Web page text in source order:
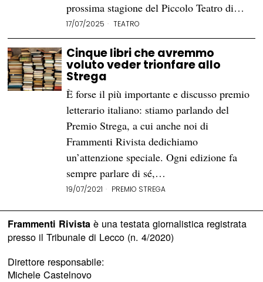
prossima stagione del Piccolo Teatro di…
17/07/2025 TEATRO
Cinque libri che avremmo
voluto veder trionfare allo
Strega
È forse il più importante e discusso premio
letterario italiano: stiamo parlando del
Premio Strega, a cui anche noi di
Frammenti Rivista dedichiamo
un’attenzione speciale. Ogni edizione fa
sempre parlare di sé,…
19/07/2021 PREMIO STREGA
Frammenti Rivistaè una testata giornalistica registrata
presso il Tribunale di Lecco (n. 4/2020)
Direttore responsabile:
Michele Castelnovo